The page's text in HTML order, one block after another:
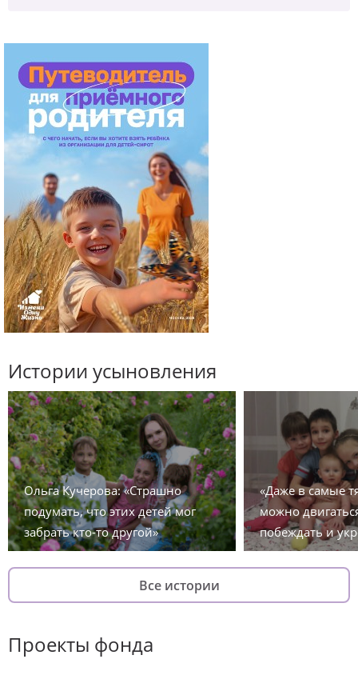
Истории усыновления
Ольга Кучерова: «Страшно
подумать, что этих детей мог
забрать кто-то другой»
«Даже в самые
можно
побеждать и
Все истории
Проекты фонда